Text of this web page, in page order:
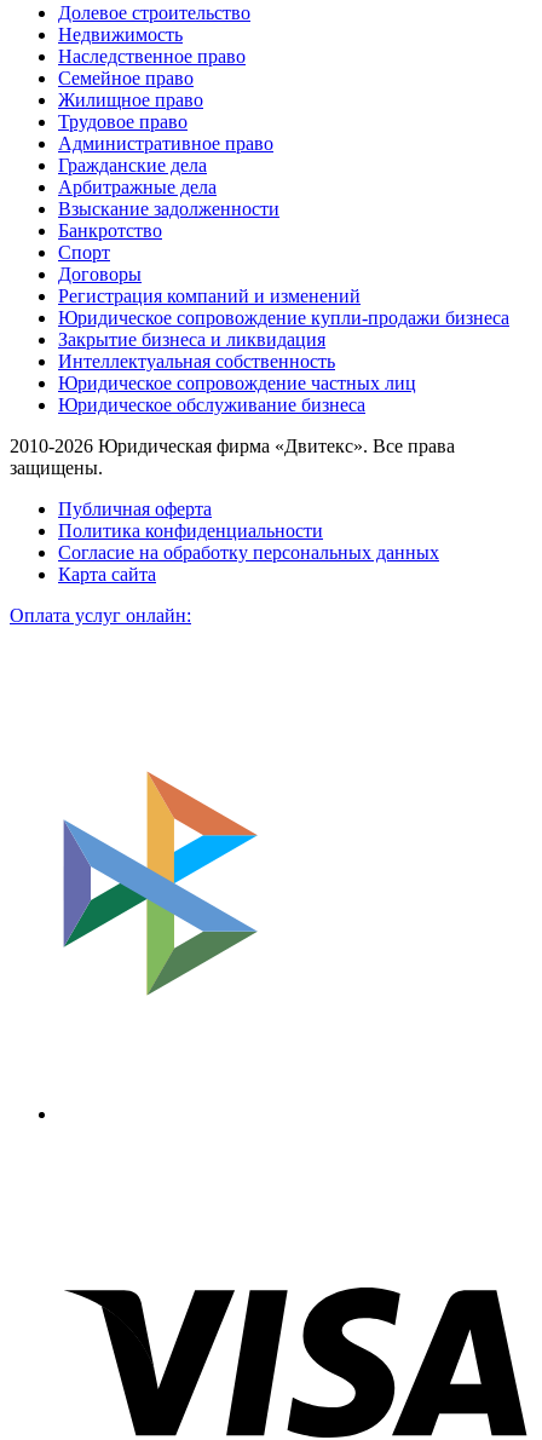
Долевое строительство
Недвижимость
Наследственное право
Семейное право
Жилищное право
Трудовое право
Административное право
Гражданские дела
Арбитражные дела
Взыскание задолженности
Банкротство
Спорт
Договоры
Регистрация компаний и изменений
Юридическое сопровождение купли-продажи бизнеса
Закрытие бизнеса и ликвидация
Интеллектуальная собственность
Юридическое сопровождение частных лиц
Юридическое обслуживание бизнеса
2010-2026 Юридическая фирма «Двитекс». Все права
защищены.
Публичная оферта
Политика конфиденциальности
Согласие на обработку персональных данных
Карта сайта
Оплата услуг онлайн: